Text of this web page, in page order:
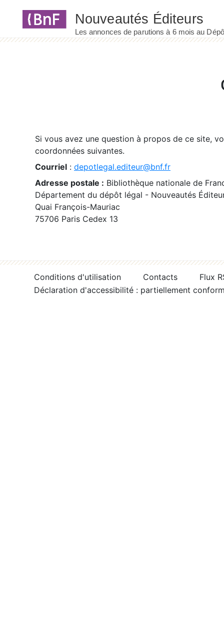
Si vous avez une question à propos de ce site,
coordonnées suivantes.
Courriel : depotlegal.editeur@bnf.fr
Adresse postale : Bibliothèque nationale de
Département du dépôt légal - Nouveautés
Quai François-Mauriac
75706 Paris Cedex 13
Conditions d'utilisation Contacts
Flux
Déclaration d'accessibilité : partiellement